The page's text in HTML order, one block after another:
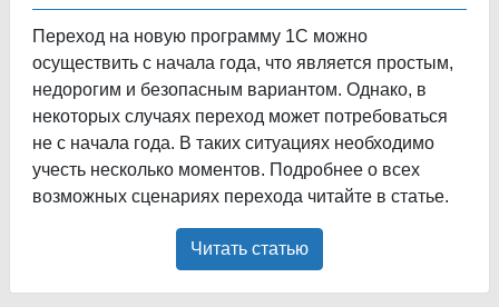
Переход на новую программу 1С можно
осуществить с начала года, что является простым,
недорогим и безопасным вариантом. Однако, в
некоторых случаях переход может потребоваться
не с начала года. В таких ситуациях необходимо
учесть несколько моментов. Подробнее о всех
возможных сценариях перехода читайте в статье.
Читать статью